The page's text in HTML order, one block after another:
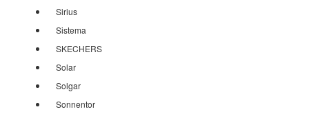
Sirius
Sistema
SKECHERS
Solar
Solgar
Sonnentor